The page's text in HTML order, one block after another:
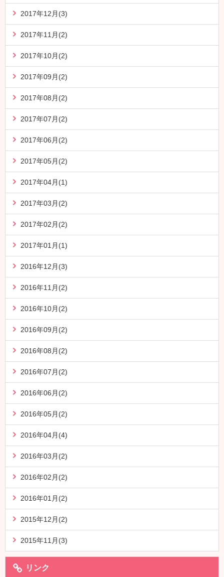
2017年12月(3)
2017年11月(2)
2017年10月(2)
2017年09月(2)
2017年08月(2)
2017年07月(2)
2017年06月(2)
2017年05月(2)
2017年04月(1)
2017年03月(2)
2017年02月(2)
2017年01月(1)
2016年12月(3)
2016年11月(2)
2016年10月(2)
2016年09月(2)
2016年08月(2)
2016年07月(2)
2016年06月(2)
2016年05月(2)
2016年04月(4)
2016年03月(2)
2016年02月(2)
2016年01月(2)
2015年12月(2)
2015年11月(3)
リンク